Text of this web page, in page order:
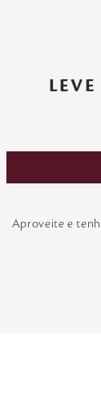
Aproveite e